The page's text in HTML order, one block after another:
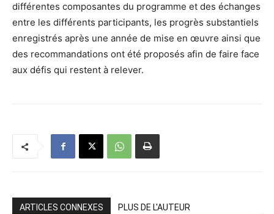
différentes composantes du programme et des échanges
entre les différents participants, les progrès substantiels
enregistrés après une année de mise en œuvre ainsi que
des recommandations ont été proposés afin de faire face
aux défis qui restent à relever.
ARTICLES CONNEXES PLUS DE L'AUTEUR